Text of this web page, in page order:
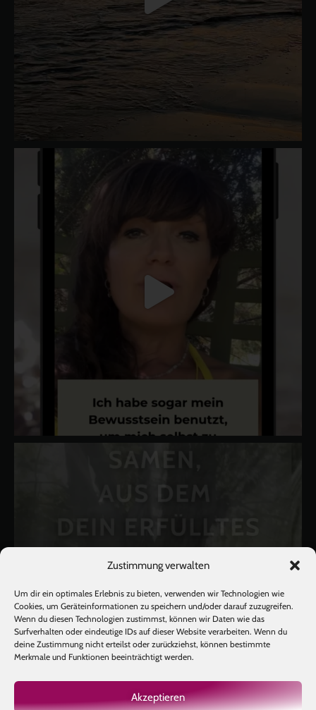
Zustimmung verwalten
Um dir ein optimales Erlebnis zu bieten, verwenden wir Technologien wie
Cookies, um Geräteinformationen zu speichern und/oder darauf zuzugreifen.
Wenn du diesen Technologien zustimmst, können wir Daten wie das
Surfverhalten oder eindeutige IDs auf dieser Website verarbeiten. Wenn du
deine Zustimmung nicht erteilst oder zurückziehst, können bestimmte
Merkmale und Funktionen beeinträchtigt werden.
Akzeptieren